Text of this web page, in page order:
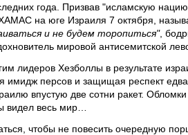
года. Призвав "исламскую
на юге Израиля 7 октября,
и не будем торопиться",
мировой антисемитской
лидеров Хезболлы в результате
имидж персов и защищая респект
впустую две сотни ракет.
видел весь мир…
чтобы не повесить очередную